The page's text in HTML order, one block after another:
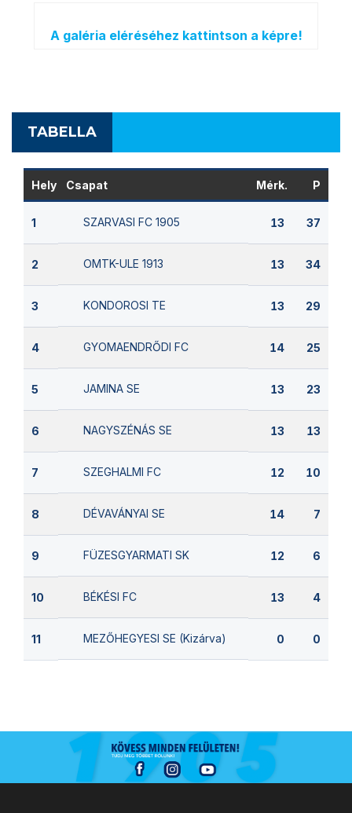
A galéria eléréséhez kattintson a képre!
TABELLA
Hely Csapat Mérk. P
1 SZARVASI FC 1905 13 37
2 OMTK-ULE 1913 13 34
3 KONDOROSI TE 13 29
4 GYOMAENDRŐDI FC 14 25
5 JAMINA SE 13 23
6 NAGYSZÉNÁS SE 13 13
7 SZEGHALMI FC 12 10
8 DÉVAVÁNYAI SE 14 7
9 FÜZESGYARMATI SK 12 6
10 BÉKÉSI FC 13 4
11 MEZŐHEGYESI SE (Kizárva) 0 0